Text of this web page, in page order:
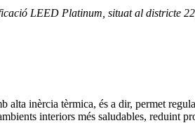
LEED Platinum, situat al districte
alta inèrcia tèrmica, és a dir, permet
interiors més saludables, reduint